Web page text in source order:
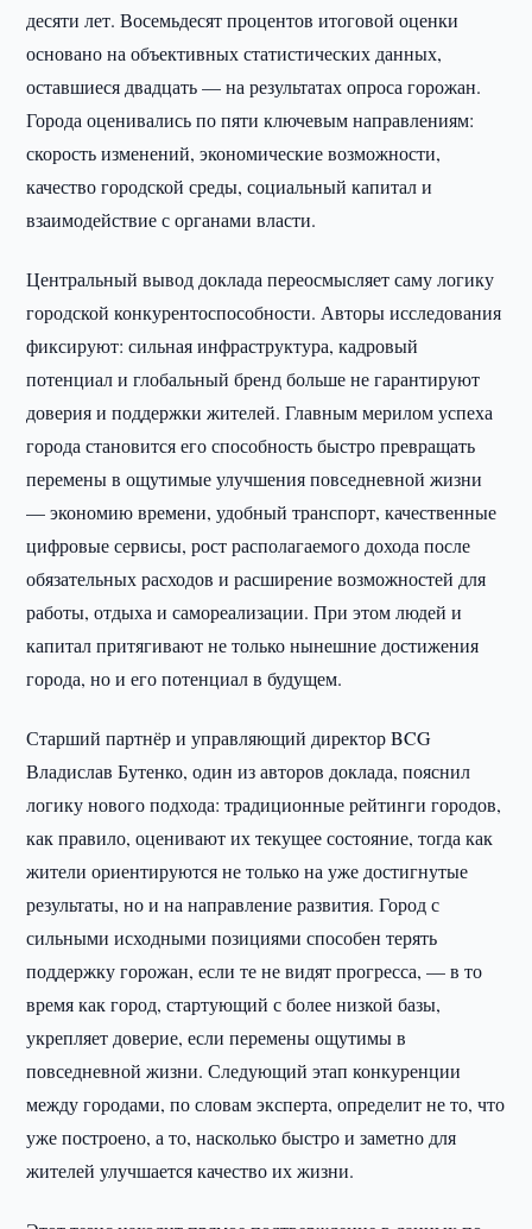
десяти лет. Восемьдесят процентов итоговой оценки
основано на объективных статистических данных,
оставшиеся двадцать — на результатах опроса горожан.
Города оценивались по пяти ключевым направлениям:
скорость изменений, экономические возможности,
качество городской среды, социальный капитал и
взаимодействие с органами власти.
Центральный вывод доклада переосмысляет саму логику
городской конкурентоспособности. Авторы исследования
фиксируют: сильная инфраструктура, кадровый
потенциал и глобальный бренд больше не гарантируют
доверия и поддержки жителей. Главным мерилом успеха
города становится его способность быстро превращать
перемены в ощутимые улучшения повседневной жизни
— экономию времени, удобный транспорт, качественные
цифровые сервисы, рост располагаемого дохода после
обязательных расходов и расширение возможностей для
работы, отдыха и самореализации. При этом людей и
капитал притягивают не только нынешние достижения
города, но и его потенциал в будущем.
Старший партнёр и управляющий директор BCG
Владислав Бутенко, один из авторов доклада, пояснил
логику нового подхода: традиционные рейтинги городов,
как правило, оценивают их текущее состояние, тогда как
жители ориентируются не только на уже достигнутые
результаты, но и на направление развития. Город с
сильными исходными позициями способен терять
поддержку горожан, если те не видят прогресса, — в то
время как город, стартующий с более низкой базы,
укрепляет доверие, если перемены ощутимы в
повседневной жизни. Следующий этап конкуренции
между городами, по словам эксперта, определит не то, что
уже построено, а то, насколько быстро и заметно для
жителей улучшается качество их жизни.